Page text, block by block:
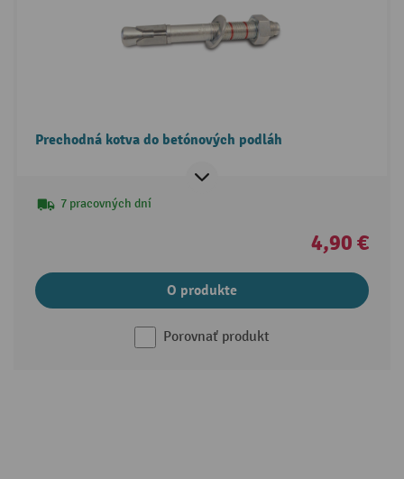
Prechodná kotva do betónových podláh
7 pracovných dní
4,90 €
O produkte
Porovnať produkt